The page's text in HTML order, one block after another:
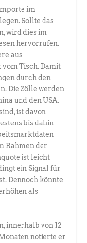
im
Sollte das
wird dies im
hervorrufen.
aus
vom Tisch. Damit
durch den
Die Zölle werden
und den USA.
ist davon
bis dahin
Rahmen der
ist leicht
ein Signal für
Dennoch könnte
als
innerhalb von 12
notierte er